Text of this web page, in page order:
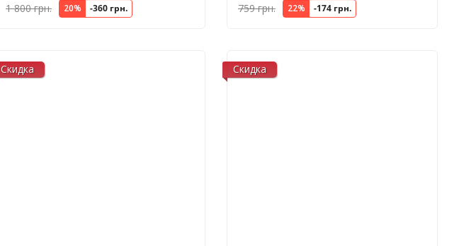
1 800 грн. 20% -360 грн. 759 грн. 22% -174 грн.
Скидка Скидка